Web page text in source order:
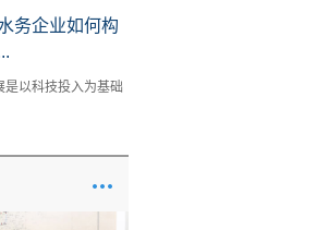
务企业如何构
是以科技投入为基础